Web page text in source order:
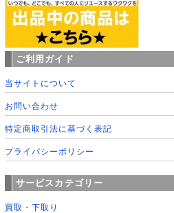
ご利用ガイド
当サイトについて
お問い合わせ
特定商取引法に基づく表記
プライバシーポリシー
サービスカテゴリー
買取・下取り